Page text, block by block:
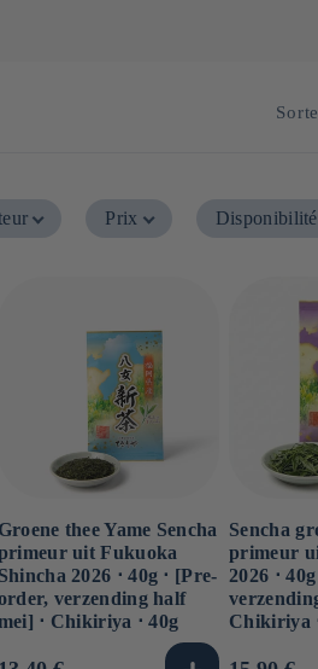
Prix Disponibilité
Groene thee Yame Sencha
uit Fukuoka
Shincha 2026 ⋅ 40g ⋅ [Pre-
verzending half
⋅ Chikiriya ⋅ 40g
Sencha
primeur
2026 ⋅
Chikiriya